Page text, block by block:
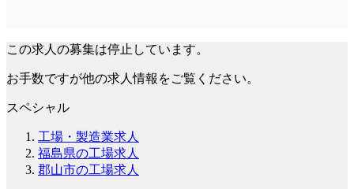
この求人の募集は停止しています。
お手数ですが他の求人情報をご覧ください。
スペシャル
工場・製造業求人
福島県の工場求人
郡山市の工場求人